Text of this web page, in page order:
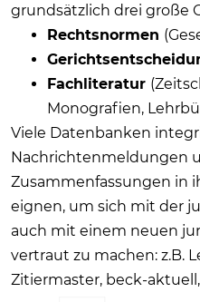
grundsätzlich drei große
Rechtsnormen
Fachliteratur
Monografien,
Viele Datenbanken
Nachrichtenmeldungen
Zusammenfassungen in
eignen, um sich mit der
auch mit einem neuen
vertraut zu machen: z.B.
Zitiermaster, beck-